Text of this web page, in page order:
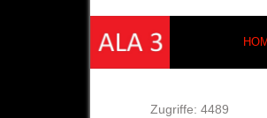
Zugriffe: 4489